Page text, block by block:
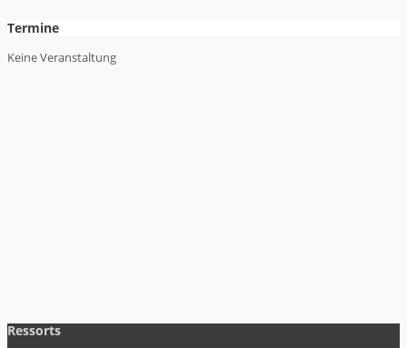
Termine
Keine Veranstaltung
Ressorts